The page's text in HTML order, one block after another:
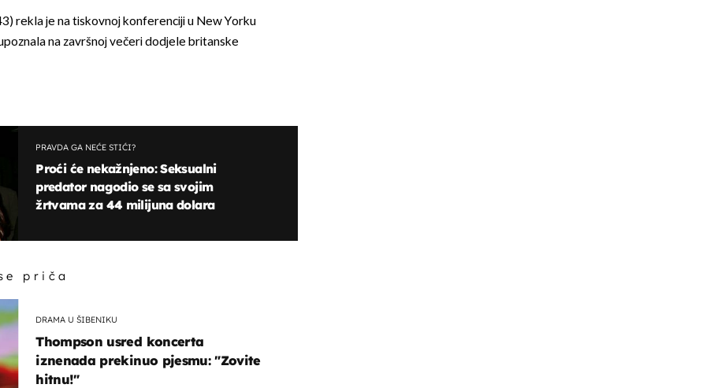
rekla je na tiskovnoj konferenciji u New Yorku
na završnoj večeri dodjele britanske
PRAVDA GA NEĆE STIĆI?
Proći će nekažnjeno: Seksualni
predator nagodio se sa svojim
žrtvama za 44 milijuna dolara
priča
DRAMA U ŠIBENIKU
Thompson usred koncerta
iznenada prekinuo pjesmu: "Zovite
hitnu!"